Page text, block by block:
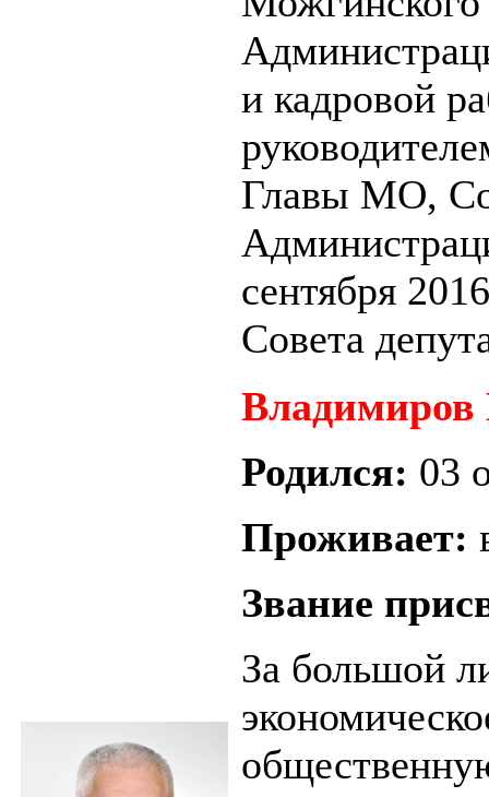
и кадровой
Главы МО,
сентября
Совета
Владимиров
Родился: 03
Проживает:
Звание
За большой